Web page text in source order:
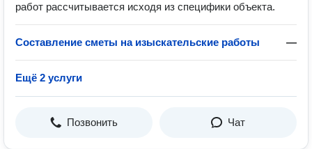
работ рассчитывается исходя из специфики объекта.
Составление сметы на изыскательские работы —
Ещё 2 услуги
Позвонить Чат